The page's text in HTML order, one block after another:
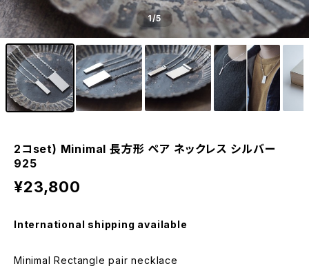
1/5
2コset) Minimal 長方形 ペア ネックレス シルバー
925
¥23,800
International shipping available
Minimal Rectangle pair necklace